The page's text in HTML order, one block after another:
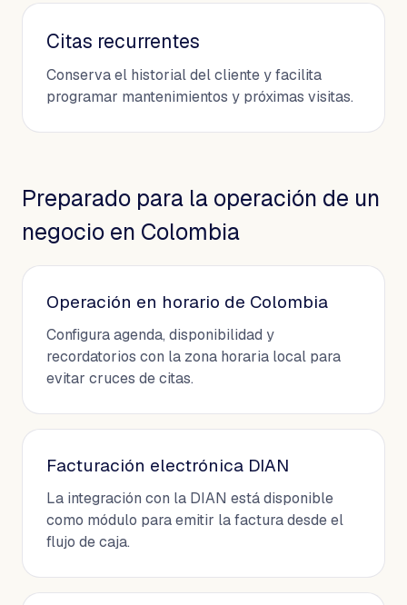
Citas recurrentes
Conserva el historial del cliente y facilita
programar mantenimientos y próximas visitas.
Preparado para la operación de un
negocio en Colombia
Operación en horario de Colombia
Configura agenda, disponibilidad y
recordatorios con la zona horaria local para
evitar cruces de citas.
Facturación electrónica DIAN
La integración con la DIAN está disponible
como módulo para emitir la factura desde el
flujo de caja.